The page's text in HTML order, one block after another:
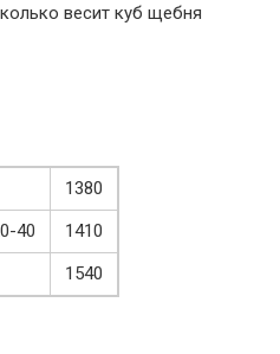
весит куб щебня
1380
40
1410
1540